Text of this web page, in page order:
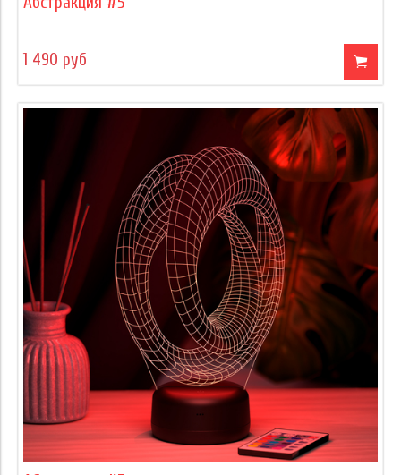
1 490 руб